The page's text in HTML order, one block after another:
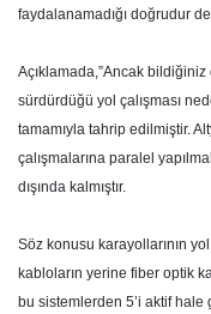
faydalanamadığı doğrudur
Açıklamada,”Ancak
sürdürdüğü yol çalışması
tamamıyla tahrip edilmiştir.
çalışmalarına paralel
dışında kalmıştır.
Söz konusu karayollarının
kabloların yerine fiber optik
bu sistemlerden 5’i aktif